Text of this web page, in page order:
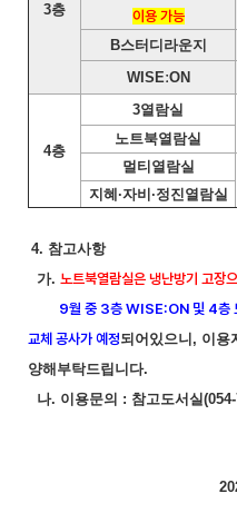
3층
이용 가능
B스터디라운지
WISEːON
4층
3열람실
노트북열람실
멀티열람실
지혜·자비·정진열람실
4. 참고사항
가. 노트북열람실은 냉난방기 고장
9월 중 3층 WISE:ON 및 4층
교체 공사가 예정되어있으니, 이용
양해부탁드립니다.
나. 이용문의 : 참고도서실